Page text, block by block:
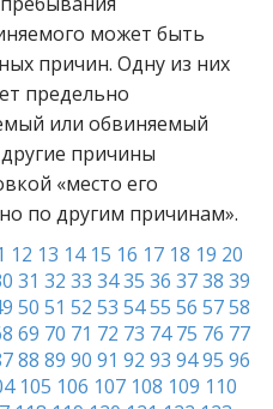
может быть
причин. Одну из них
предельно
или обвиняемый
другие причины
«место его
по другим причинам».
12 13 14 15 16 17 18 19 20
31 32 33 3435 36 3738 39
50 51 52 53 5455 56 5758
69 70 71 72 73 74 75 76 77
88 89 90 91 92 93 9495 96
105 106 107 108 109 110